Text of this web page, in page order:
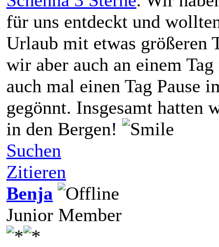
für uns entdeckt und
Urlaub mit etwas größeren
wir aber auch an einem
auch mal einen Tag Pause
gegönnt. Insgesamt hatten
in den Bergen!
Suchen
Zitieren
Benja
Junior Member